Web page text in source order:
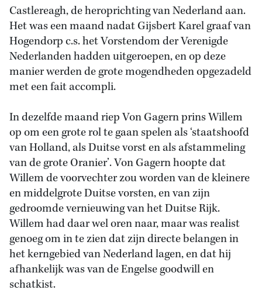
Castlereagh, de heroprichting van Nederland aan.
Het was een maand nadat Gijsbert Karel graaf van
Hogendorp c.s. het Vorstendom der Verenigde
Nederlanden hadden uitgeroepen, en op deze
manier werden de grote mogendheden opgezadeld
met een fait accompli.
In dezelfde maand riep Von Gagern prins Willem
op om een grote rol te gaan spelen als ‘staatshoofd
van Holland, als Duitse vorst en als afstammeling
van de grote Oranier’. Von Gagern hoopte dat
Willem de voorvechter zou worden van de kleinere
en middelgrote Duitse vorsten, en van zijn
gedroomde vernieuwing van het Duitse Rijk.
Willem had daar wel oren naar, maar was realist
genoeg om in te zien dat zijn directe belangen in
het kerngebied van Nederland lagen, en dat hij
afhankelijk was van de Engelse goodwill en
schatkist.